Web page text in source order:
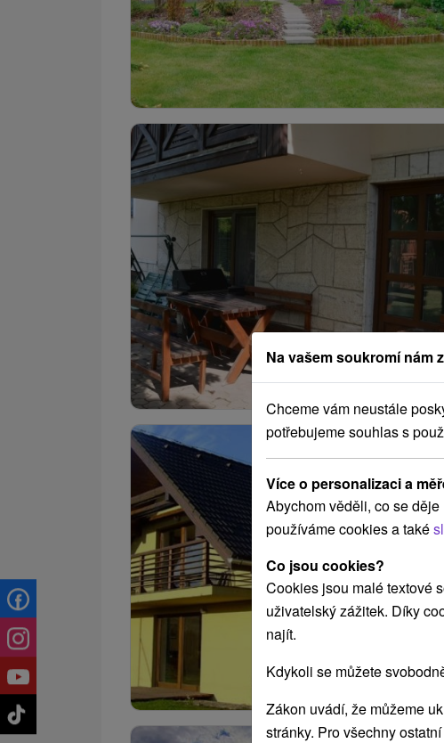
Na vašem soukromí nám
Chceme vám neustále
potřebujeme souhlas s
Více o personalizaci a
Abychom věděli, co se
používáme cookies a také
Co jsou cookies?
Cookies jsou malé textové
uživatelský zážitek. Díky
najít.
Kdykoli se můžete
Zákon uvádí, že můžeme
stránky. Pro všechny